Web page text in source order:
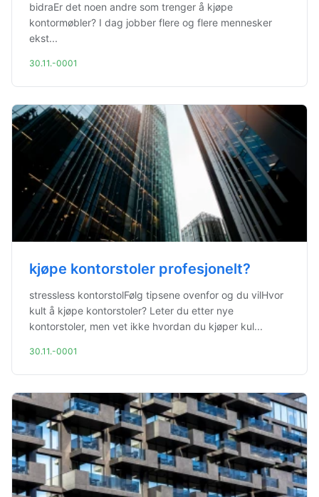
bidraEr det noen andre som trenger å kjøpe
kontormøbler? I dag jobber flere og flere mennesker
ekst...
30.11.-0001
kjøpe kontorstoler profesjonelt?
stressless kontorstolFølg tipsene ovenfor og du vilHvor
kult å kjøpe kontorstoler? Leter du etter nye
kontorstoler, men vet ikke hvordan du kjøper kul...
30.11.-0001